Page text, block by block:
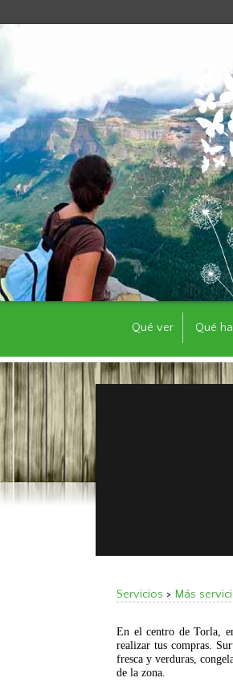
Qué ver Qué
Servicios > Más
En el centro de Torla,
realizar tus compras.
fresca y verduras,
de la zona.